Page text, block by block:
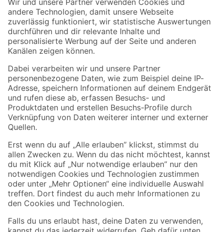
Zur Newsletter Anmeldung
Folge uns
Zahlungsarten Versandarten
Sicher einkaufen
Jetzt die toom-App herunterladen